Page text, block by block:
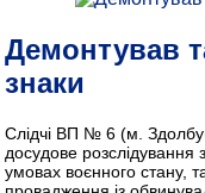
Демонтував
знаки
Слідчі ВП № 6 (м.
досудове розслідування
умовах воєнного стану,